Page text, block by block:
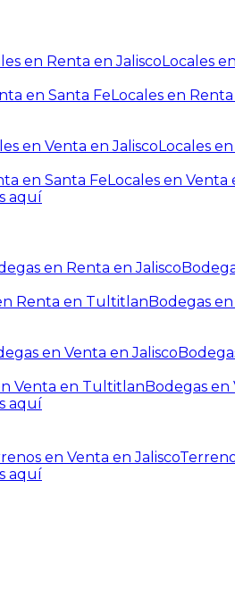
en Renta en JaliscoLocales
en Santa FeLocales en
en Venta en JaliscoLocales
en Santa FeLocales en
aquí
en Renta en Jalisco
Renta en TultitlanBodegas
en Venta en Jalisco
Venta en TultitlanBodegas
aquí
en Venta en Jalisco
aquí